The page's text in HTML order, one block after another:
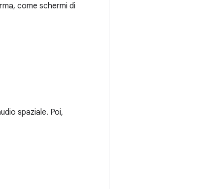
come schermi di
spaziale. Poi,